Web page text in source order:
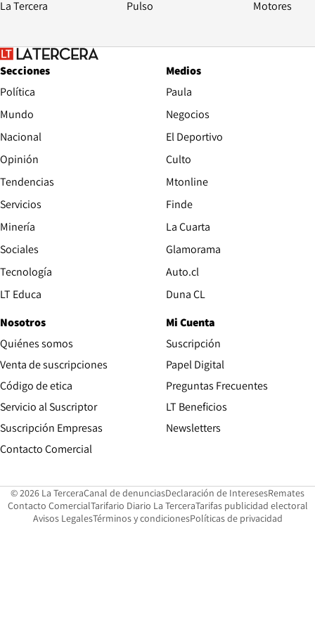
La Tercera Pulso Motores
Secciones
Política
Mundo
Nacional
Opinión
Tendencias
Servicios
Minería
Sociales
Tecnología
LT Educa
Medios
Paula
Negocios
El Deportivo
Culto
Mtonline
Finde
La Cuarta
Glamorama
Auto.cl
Duna CL
Nosotros
Quiénes somos
Venta de suscripciones
Código de etica Opens in new window
Servicio al Suscriptor
Suscripción Empresas
Contacto Comercial
Mi Cuenta
Suscripción
Papel Digital
Preguntas Frecuentes
LT Beneficios
Newsletters
© 2026 La TerceraCanal de denunciasOpens in new window
Declaración de InteresesOpens in
Remates
Contacto ComercialOpens in new window
Tarifario Diario La TerceraOpens in new window
Tarifas publicidad electoral
Avisos LegalesOpens in new window
Términos y condicionesPolíticas de privacidad